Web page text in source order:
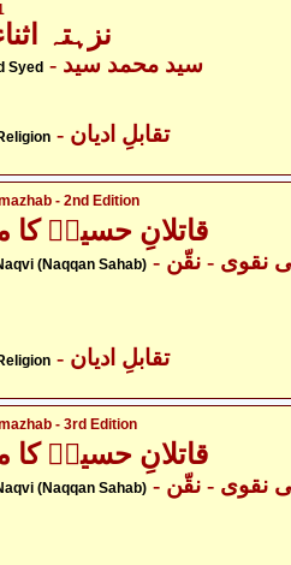
نزہتہ
Syed - سید محمد سید
- تقابلِ ادیان
- 2nd Edition
قاتلانِ حسینؑ کا
(Naqqan Sahab) - علامہ علی نقی نقوی - نقّن
- تقابلِ ادیان
- 3rd Edition
قاتلانِ حسینؑ کا
(Naqqan Sahab) - علامہ علی نقی نقوی - نقّن